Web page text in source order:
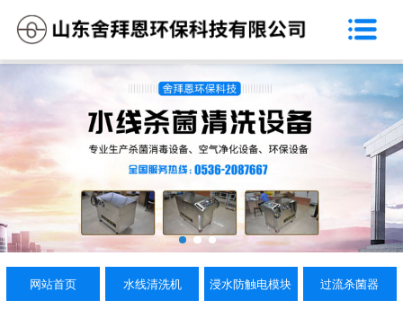
网站首页
关于我们
水线清洗机
浸水防触电模块
过流杀菌器
新闻中心
网站首页 水线清洗机 浸水防触电模块 过流杀菌器